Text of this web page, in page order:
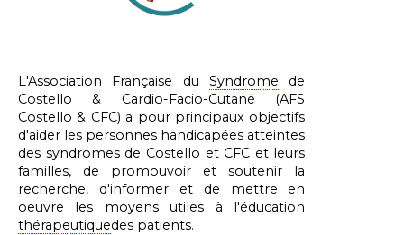
L'Association Française duSyndrome de
Costello & Cardio-Facio-Cutané (AFS
Costello & CFC) a pour principaux objectifs
d'aider les personnes handicapées atteintes
des syndromes de Costello et CFC et leurs
familles, de promouvoir et soutenir la
recherche, d'informer et de mettre en
oeuvre les moyens utiles à l'éducation
thérapeutiquedes patients.